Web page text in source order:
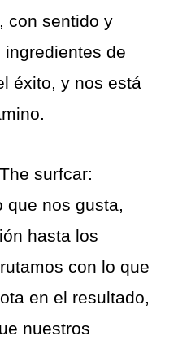
con sentido y
de
éxito, y nos está
surfcar:
que nos gusta,
hasta los
con lo que
en el resultado,
nuestros